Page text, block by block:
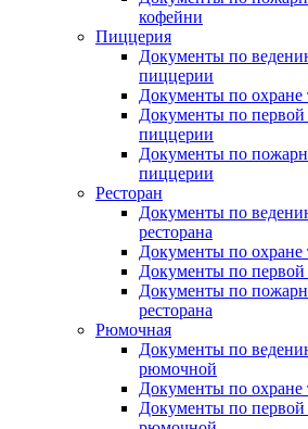
кофейни
Пиццерия
Документы по
пиццерии
Документы по охране
Документы по
пиццерии
Документы по
пиццерии
Ресторан
Документы по
ресторана
Документы по охране
Документы по первой
Документы по
ресторана
Рюмочная
Документы по
рюмочной
Документы по охране
Документы по